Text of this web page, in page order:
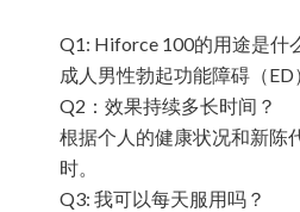
Q1: Hiforce 100的用途是什
成人男性勃起功能障碍（ED
Q2 ：效果持续多长时间？
根据个人的健康状况和新陈
时。
Q3: 我可以每天服用吗？